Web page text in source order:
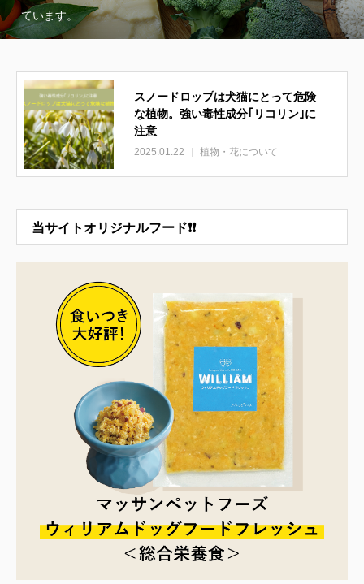
ています。
スノードロップは犬猫にとって危険
な植物。強い毒性成分｢リコリン｣に
注意
2025.01.22 植物・花について
当サイトオリジナルフード❗❗